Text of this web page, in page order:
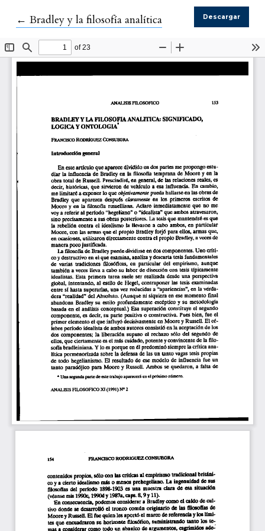
← Volver a los detalles del artículo
Bradley y la filosofía analítica Descargar